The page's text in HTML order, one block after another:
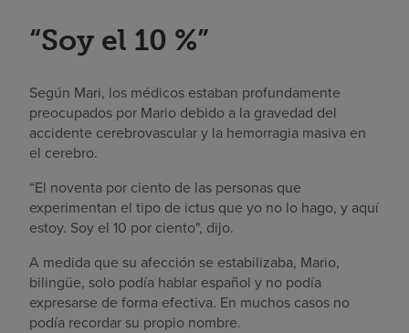
“Soy el 10 %”
Según Mari, los médicos estaban profundamente
preocupados por Mario debido a la gravedad del
accidente cerebrovascular y la hemorragia masiva en
el cerebro.
“El noventa por ciento de las personas que
experimentan el tipo de ictus que yo no lo hago, y aquí
estoy. Soy el 10 por ciento", dijo.
A medida que su afección se estabilizaba, Mario,
bilingüe, solo podía hablar español y no podía
expresarse de forma efectiva. En muchos casos no
podía recordar su propio nombre.